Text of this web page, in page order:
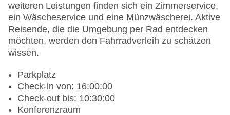
weiteren Leistungen finden sich ein Zimmerservice,
ein Wäscheservice und eine Münzwäscherei. Aktive
Reisende, die die Umgebung per Rad entdecken
möchten, werden den Fahrradverleih zu schätzen
wissen.
Parkplatz
Check-in von: 16:00:00
Check-out bis: 10:30:00
Konferenzraum